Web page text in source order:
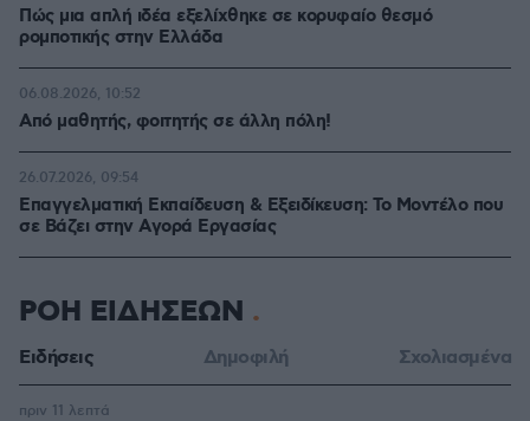
Πώς μια απλή ιδέα εξελίχθηκε σε κορυφαίο θεσμό
ρομποτικής στην Ελλάδα
Από μαθητής, φοιτητής σε άλλη πόλη!
06.08.2026, 10:52
Επαγγελματική Εκπαίδευση & Εξειδίκευση: Το Mοντέλο που
σε Bάζει στην Aγορά Eργασίας
26.07.2026, 09:54
ΡΟΗ ΕΙΔΗΣΕΩΝ
Ειδήσεις Δημοφιλή Σχολιασμένα
πριν 11 λεπτά